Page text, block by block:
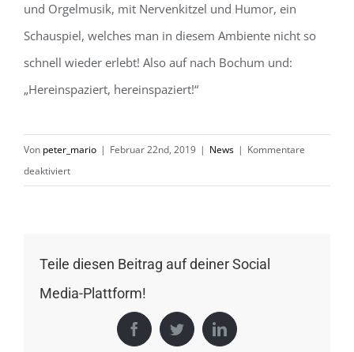
und Orgelmusik, mit Nervenkitzel und Humor, ein
Schauspiel, welches man in diesem Ambiente nicht so
schnell wieder erlebt! Also auf nach Bochum und:
„Hereinspaziert, hereinspaziert!“
Von peter_mario | Februar 22nd, 2019 | News | Kommentare
deaktiviertfür
Jahrhunderthalle
Teile diesen Beitrag auf deiner Social
Media-Plattform!
FacebookTwitterLinkedIn